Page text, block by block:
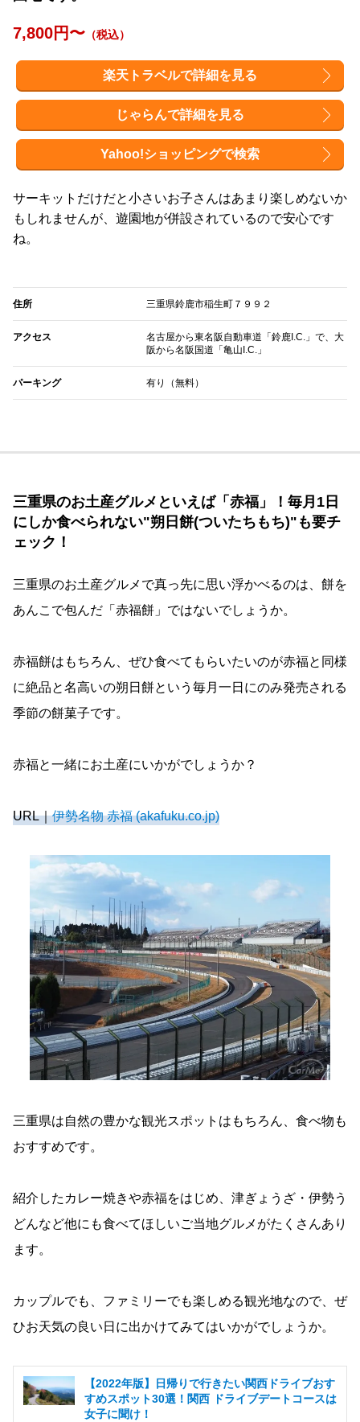
7,800円〜 （税込）
楽天トラベルで詳細を見る
じゃらんで詳細を見る
Yahoo!ショッピングで検索
サーキットだけだと小さいお子さんはあまり楽しめないか
もしれませんが、遊園地が併設されているので安心です
ね。
住所 三重県鈴鹿市稲生町７９９２
アクセス
名古屋から東名阪自動車道「鈴鹿I.C.」で、大
阪から名阪国道「亀山I.C.」
パーキング 有り（無料）
三重県のお土産グルメといえば「赤福」！毎月1日
にしか食べられない"朔日餅(ついたちもち)"も要チ
ェック！
三重県のお土産グルメで真っ先に思い浮かべるのは、餅を
あんこで包んだ「赤福餅」ではないでしょうか。
赤福餅はもちろん、ぜひ食べてもらいたいのが赤福と同様
に絶品と名高いの朔日餅という毎月一日にのみ発売される
季節の餅菓子です。
赤福と一緒にお土産にいかがでしょうか？
URL｜伊勢名物 赤福 (akafuku.co.jp)
三重県は自然の豊かな観光スポットはもちろん、食べ物も
おすすめです。
紹介したカレー焼きや赤福をはじめ、津ぎょうざ・伊勢う
どんなど他にも食べてほしいご当地グルメがたくさんあり
ます。
カップルでも、ファミリーでも楽しめる観光地なので、ぜ
ひお天気の良い日に出かけてみてはいかがでしょうか。
【2022年版】日帰りで行きたい関西ドライブおす
すめスポット30選！関西 ドライブデートコースは
女子に聞け！